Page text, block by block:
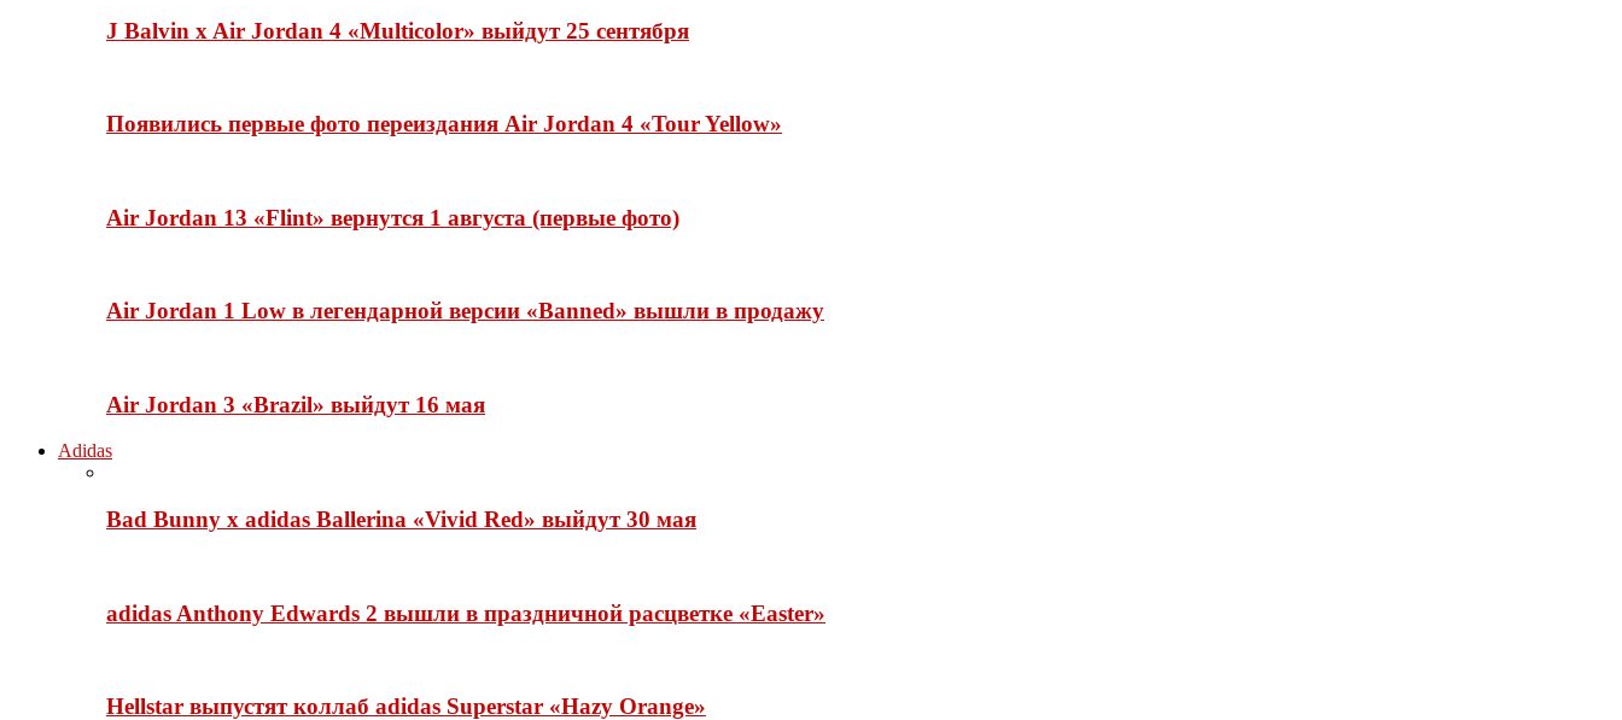
J Balvin x Air Jordan 4 «Multicolor» выйдут 25 сентября
Появились первые фото переиздания Air Jordan 4 «Tour Yellow»
Air Jordan 13 «Flint» вернутся 1 августа (первые фото)
Air Jordan 1 Low в легендарной версии «Banned» вышли в продажу
Air Jordan 3 «Brazil» выйдут 16 мая
Adidas
Bad Bunny x adidas Ballerina «Vivid Red» выйдут 30 мая
adidas Anthony Edwards 2 вышли в праздничной расцветке «Easter»
Hellstar выпустят коллаб adidas Superstar «Hazy Orange»